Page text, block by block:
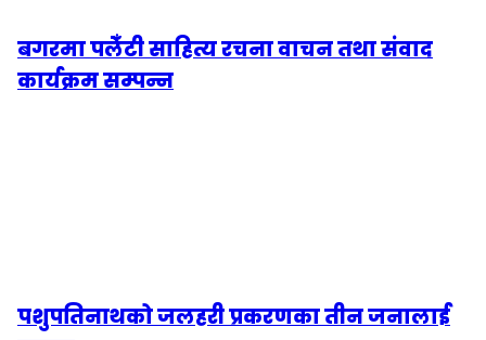
बगरमा पलेँटी साहित्य रचना वाचन तथा संवाद
कार्यक्रम सम्पन्न
पशुपतिनाथको जलहरी प्रकरणका तीन जनालाई